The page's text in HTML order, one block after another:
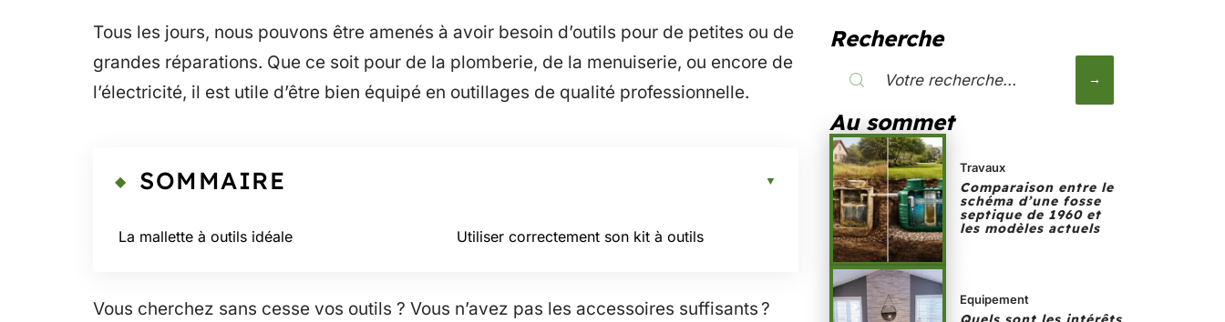
Tous les jours, nous pouvons être amenés à avoir besoin d’outils pour de petites ou de
grandes réparations. Que ce soit pour de la plomberie, de la menuiserie, ou encore de
l’électricité, il est utile d’être bien équipé en outillages de qualité professionnelle.
SOMMAIRE
La mallette à outils idéale Utiliser correctement son kit à outils
Vous cherchez sans cesse vos outils ? Vous n’avez pas les accessoires suffisants ?
Recherche
Au sommet
Travaux
Comparaison entre le
schéma d’une fosse
septique de 1960 et
les modèles actuels
Equipement